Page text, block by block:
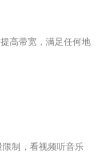
高带宽，满足任何地
制，看视频听音乐